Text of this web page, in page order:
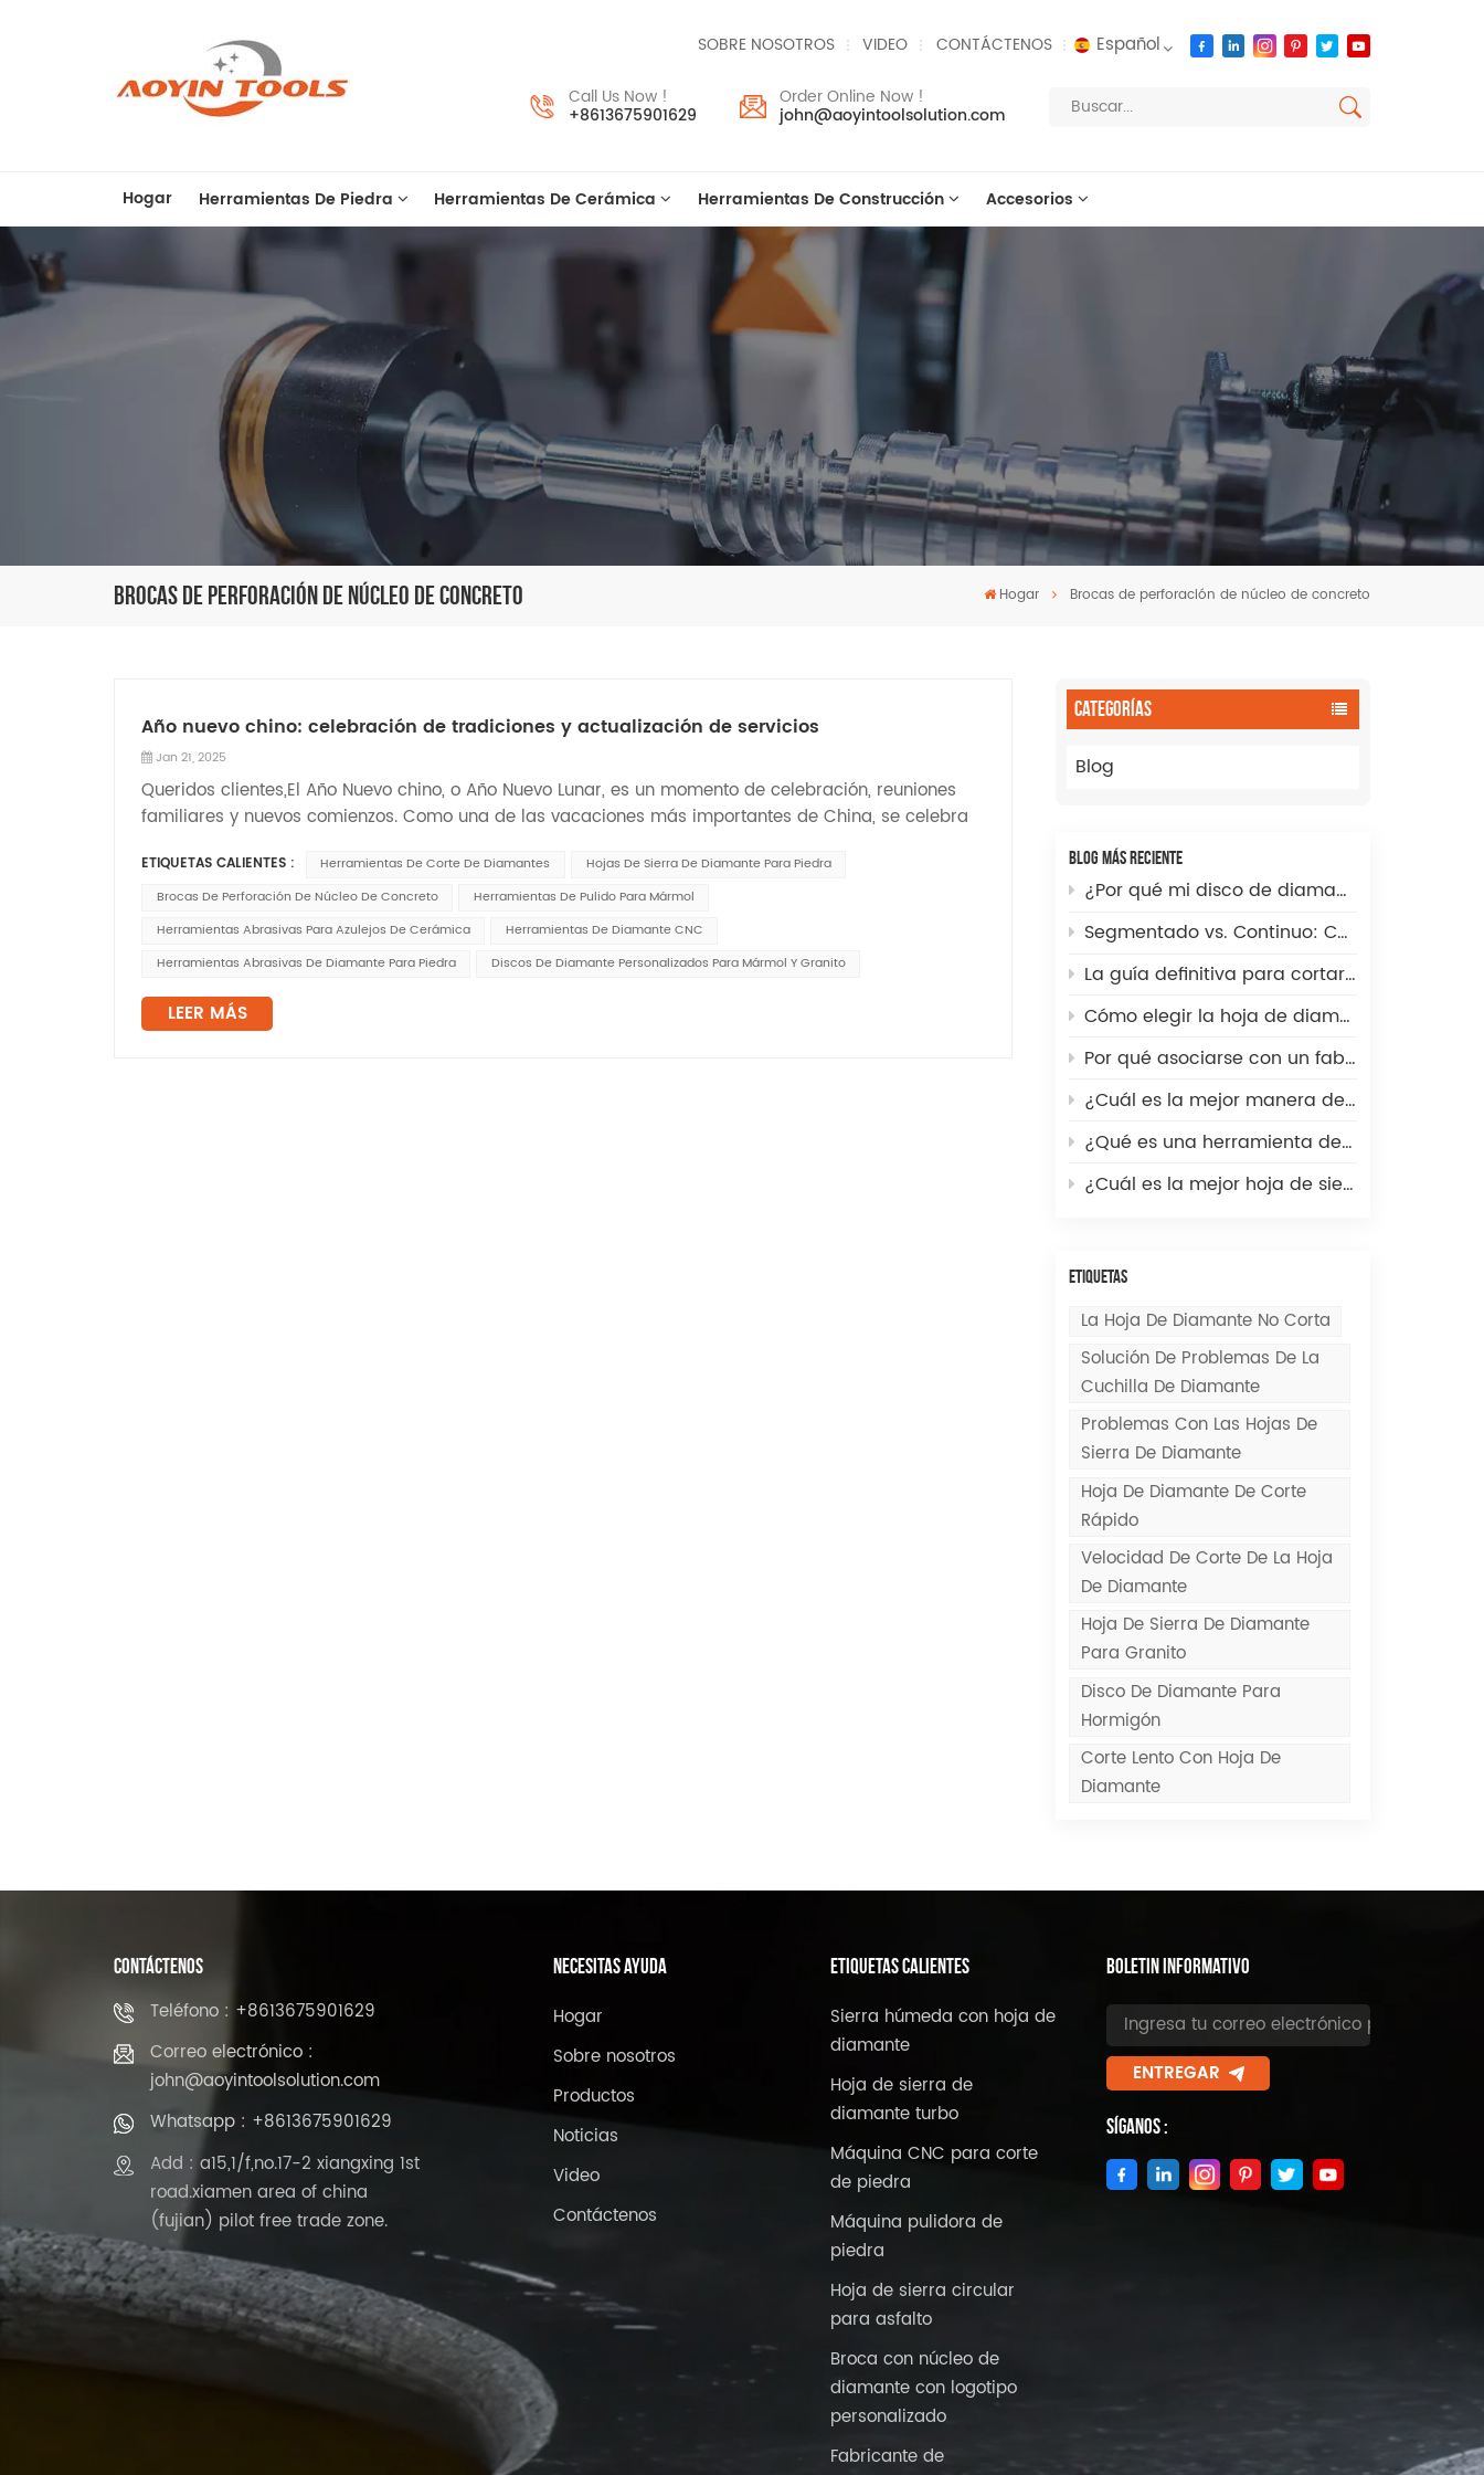
SOBRE NOSOTROS VIDEO CONTÁCTENOS Español
русский
Call Us Now !
+8613675901629
Order Online Now !
john@aoyintoolsolution.com
Hogar Herramientas De Piedra Herramientas De Cerámica Herramientas De Construcción Accesorios
Brocas De Perforación De Núcleo De Concreto Hogar Brocas de perforación de núcleo de concreto
CATEGORÍAS
Blog
BLOG MÁS RECIENTE
¿Por qué mi disco de diamante corta lentamente? Guía completa para la solución de problemas y la optimización de la velocidad.
Segmentado vs. Continuo: Cómo elegir la punta de fresa de diamante incremental CNC adecuada para cortes de fregaderos perfectos
La guía definitiva para cortar agujeros grandes en baldosas de piedra sinterizada, vidrio y porcelana.
Cómo elegir la hoja de diamante adecuada para asfalto frente a hormigón: Guía técnica del distribuidor
Por qué asociarse con un fabricante de discos de diamante de primera calidad es la clave del crecimiento para los distribuidores de herramientas para piedra.
¿Cuál es la mejor manera de cortar una pared de hormigón?
¿Qué es una herramienta de fresado CNC? Un vistazo rápido a la práctica herramienta de mecanizado de precisión.
¿Cuál es la mejor hoja de sierra para cortar piedra?
ETIQUETAS
La Hoja De Diamante No Corta
Solución De Problemas De La
Cuchilla De Diamante
Problemas Con Las Hojas De
Sierra De Diamante
Hoja De Diamante De Corte
Rápido
Velocidad De Corte De La Hoja
De Diamante
Hoja De Sierra De Diamante
Para Granito
Disco De Diamante Para
Hormigón
Corte Lento Con Hoja De
Diamante
Año nuevo chino: celebración de tradiciones y actualización de servicios
Jan 21, 2025
Queridos clientes,El Año Nuevo chino, o Año Nuevo Lunar, es un momento de celebración, reuniones
familiares y nuevos comienzos. Como una de las vacaciones más importantes de China, se celebra
una idea...
ETIQUETAS CALIENTES : Herramientas De Corte De Diamantes
Hojas De Sierra De Diamante Para Piedra
Brocas De Perforación De Núcleo De Concreto
Herramientas De Pulido Para Mármol
Herramientas Abrasivas Para Azulejos De Cerámica
Herramientas De Diamante CNC
Herramientas Abrasivas De Diamante Para Piedra
Discos De Diamante Personalizados Para Mármol Y Granito
LEER MÁS
CONTÁCTENOS
Teléfono : +8613675901629
Correo electrónico :
john@aoyintoolsolution.com
Whatsapp : +8613675901629
Add : a15,1/f,no.17-2 xiangxing 1st
road.xiamen area of china
(fujian) pilot free trade zone.
NECESITAS AYUDA
Hogar
Sobre nosotros
Productos
Noticias
Video
Contáctenos
ETIQUETAS CALIENTES
Sierra húmeda con hoja de
diamante
Hoja de sierra de
diamante turbo
Máquina CNC para corte
de piedra
Máquina pulidora de
piedra
Hoja de sierra circular
para asfalto
Broca con núcleo de
diamante con logotipo
personalizado
Fabricante de
BOLETIN INFORMATIVO
ENTREGAR
Síganos :